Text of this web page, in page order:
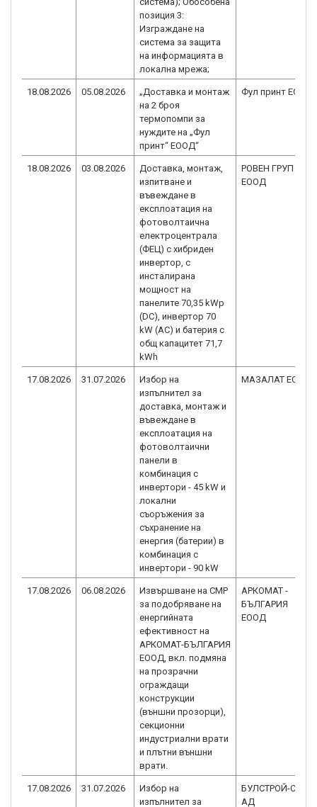
позиция 3:
Изграждане на
система за защита
на информацията в
локална мрежа;
18.08.2026 05.08.2026
„Доставка и монтаж
на 2 броя
термопомпи за
нуждите на „Фул
принт“ ЕООД“
Фул принт ЕООД
18.08.2026 03.08.2026
Доставка, монтаж,
изпитване и
въвеждане в
експлоатация на
фотоволтаична
електроцентрала
(ФЕЦ) с хибриден
инвертор, с
инсталирана
мощност на
панелите 70,35 kWp
(DC), инвертор 70
kW (AC) и батерия с
общ капацитет 71,7
kWh
РОВЕН ГРУП
ЕООД
17.08.2026 31.07.2026
Избор на
изпълнител за
доставка, монтаж и
въвеждане в
експлоатация на
фотоволтаични
панели в
комбинация с
инвертори - 45 kW и
локални
съоръжения за
съхранение на
енергия (батерии) в
комбинация с
инвертори - 90 kW
МАЗАЛАТ ЕООД
17.08.2026 06.08.2026
Извършване на СМР
за подобряване на
енергийната
ефективност на
АРКОМАТ-БЪЛГАРИЯ
ЕООД, вкл. подмяна
на прозрачни
ограждащи
конструкции
(външни прозорци),
секционни
индустриални врати
и плътни външни
врати.
АРКОМАТ -
БЪЛГАРИЯ
ЕООД
17.08.2026 31.07.2026
Избор на
изпълнител за
БУЛСТРОЙ-СМК
АД